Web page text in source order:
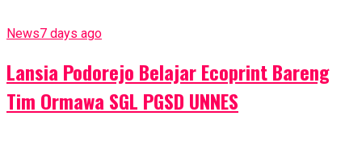
News7 days ago
Lansia Podorejo Belajar Ecoprint Bareng
Tim Ormawa SGL PGSD UNNES